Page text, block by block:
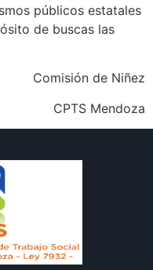
públicos estatales
de buscas las
Comisión de Niñez
CPTS Mendoza